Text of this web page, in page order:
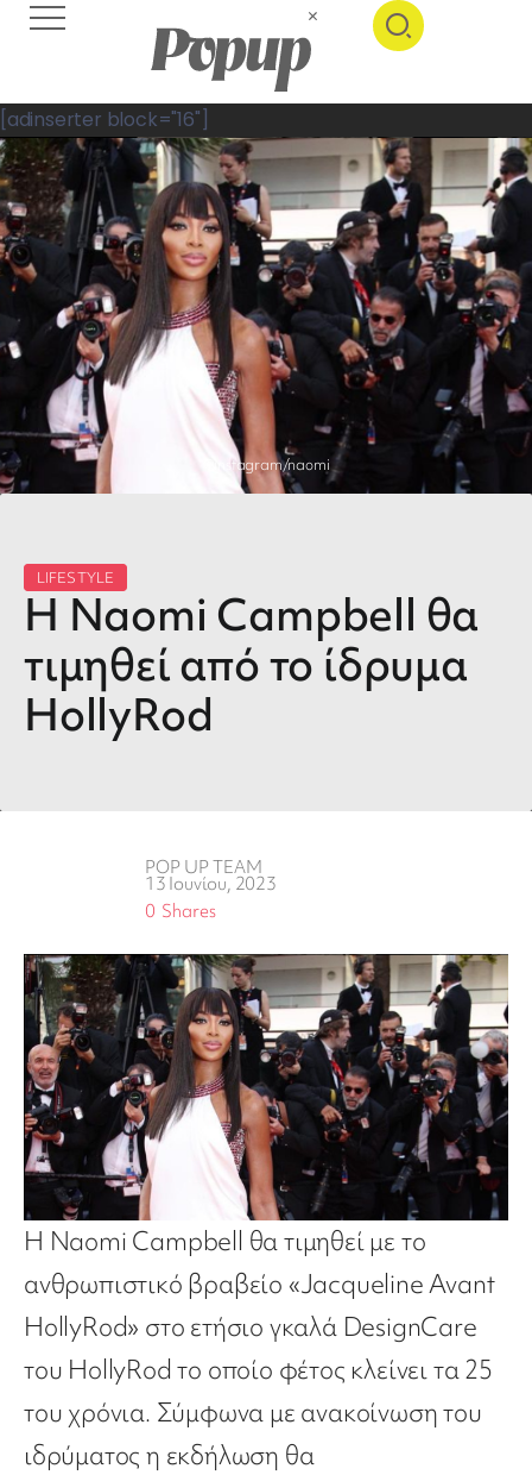
[adinserter block="16"]
LIFESTYLE
Η Naomi Campbell θα
τιμηθεί από το ίδρυμα
HollyRod
©instagram/naomi
POP UP TEAM
13 Ιουνίου, 2023
Shares
0
Η Naomi Campbell θα τιμηθεί με το
ανθρωπιστικό βραβείο «Jacqueline Avant
HollyRod» στο ετήσιο γκαλά DesignCare
του HollyRod το οποίο φέτος κλείνει τα 25
του χρόνια. Σύμφωνα με ανακοίνωση του
ιδρύματος η εκδήλωση θα